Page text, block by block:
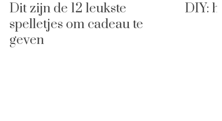
Dit zijn de 12 leukste
spelletjes om cadeau te
geven
DIY: